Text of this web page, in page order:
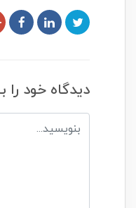
دیدگاه خود را